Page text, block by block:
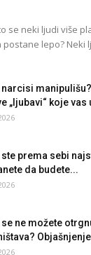
se neki ljudi više
postane lepo? Neki
narcisi
„ljubavi“ koje vas
ste prema sebi
da budete...
se ne možete